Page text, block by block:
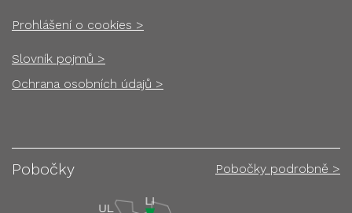
Prohlášení o cookies >
Slovník pojmů >
Ochrana osobních údajů >
Pobočky Pobočky podrobně >